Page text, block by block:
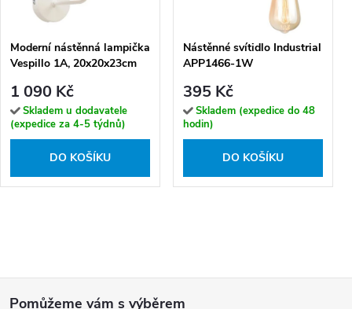
Moderní nástěnná lampička
Vespillo 1A, 20x20x23cm
1 090 Kč
Skladem u dodavatele
(expedice za 4-5 týdnů)
DO KOŠÍKU
Nástěnné svítidlo Industrial
APP1466-1W
395 Kč
Skladem (expedice do 48
hodin)
DO KOŠÍKU